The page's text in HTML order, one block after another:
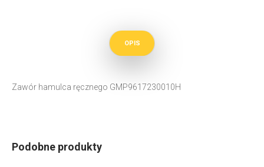
OPIS
Zawór hamulca ręcznego GMP9617230010H
Podobne produkty